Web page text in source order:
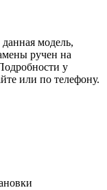
модель,
ручен на
у
или по телефону.